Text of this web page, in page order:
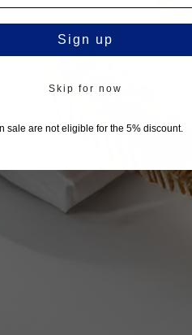
Sign up
Skip for now
sale are not eligible for the 5% discount.